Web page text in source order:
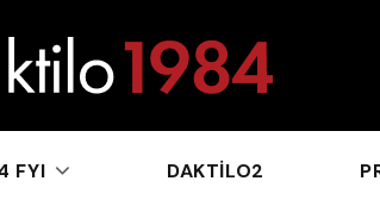
FYI DAKTILO2